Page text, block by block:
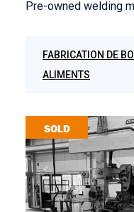
Pre-owned welding
FABRICATION DE
ALIMENTS
SOLD